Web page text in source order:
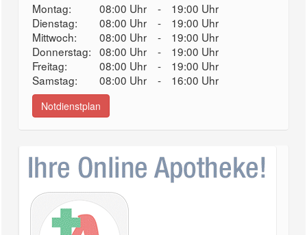
Montag: 08:00 Uhr -
19:00 Uhr
Dienstag:
08:00 Uhr -
19:00 Uhr
Mittwoch:
08:00 Uhr -
19:00 Uhr
Donnerstag: 08:00 Uhr -
19:00 Uhr
Freitag:
08:00 Uhr -
19:00 Uhr
Samstag:
08:00 Uhr - 16:00 Uhr
Notdienstplan